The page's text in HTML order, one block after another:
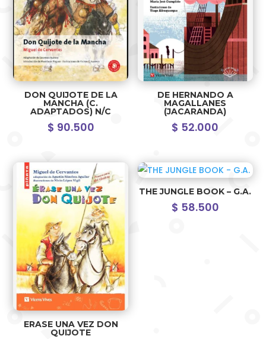
DON QUIJOTE DE LA
MANCHA (C.
ADAPTADOS) N/C
$ 90.500
DE HERNANDO A
MAGALLANES
(JACARANDA)
$ 52.000
ERASE UNA VEZ DON
QUIJOTE
THE JUNGLE BOOK – G.A.
$ 58.500